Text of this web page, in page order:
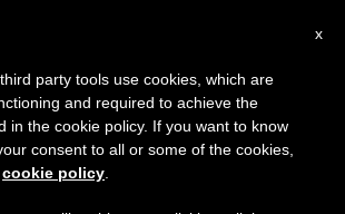
x
party tools use cookies, which are
and required to achieve the
in the cookie policy. If you want to know
consent to all or some of the cookies,
cookie policy